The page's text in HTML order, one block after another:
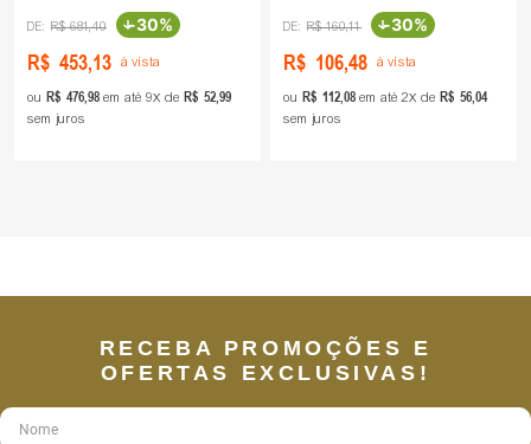
R$ 681,40 -30%
R$ 453,13 à vista
ou R$ 47698 em até 9 de R$ 5299
sem juros
R$ 160,11 -30%
R$ 106,48 à vista
ou R$ 11208 em até 2 de R$ 5604
sem juros
RECEBA PROMOÇÕES E
OFERTAS EXCLUSIVAS!